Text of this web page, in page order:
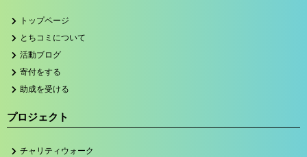
トップページ
とちコミについて
活動ブログ
寄付をする
助成を受ける
プロジェクト
チャリティウォーク